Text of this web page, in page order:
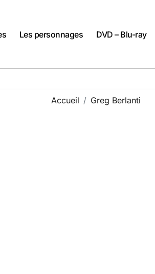
Les personnages DVD – Blu-ray
Accueil Greg Berlanti